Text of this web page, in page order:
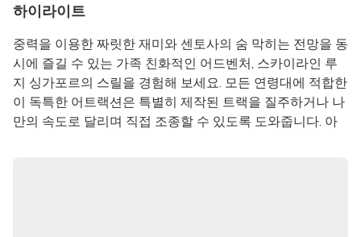
하이라이트
중력을 이용한 짜릿한 재미와 센토사의 숨 막히는 전망을 동
시에 즐길 수 있는 가족 친화적인 어드벤처, 스카이라인 루
지 싱가포르의 스릴을 경험해 보세요. 모든 연령대에 적합한
이 독특한 어트랙션은 특별히 제작된 트랙을 질주하거나 나
만의 속도로 달리며 직접 조종할 수 있도록 도와줍니다. 아